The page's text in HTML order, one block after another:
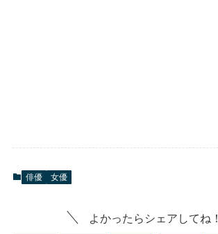
俳優 女優
よかったらシェアしてね！